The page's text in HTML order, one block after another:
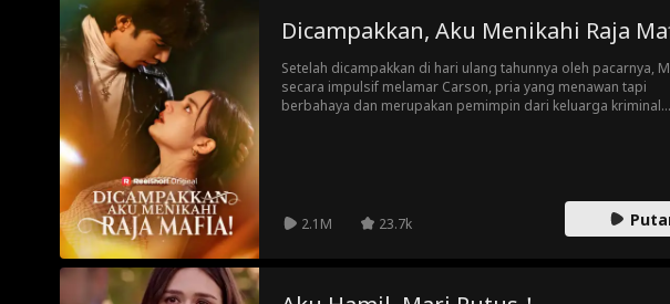
Dicampakkan, Aku Menikahi Raja
Setelah dicampakkan di hari ulang tahunnya oleh pacarnya,
secara impulsif melamar Carson, pria yang menawan tapi
berbahaya dan merupakan pemimpin dari keluarga kriminal.
2.1M 23.7k